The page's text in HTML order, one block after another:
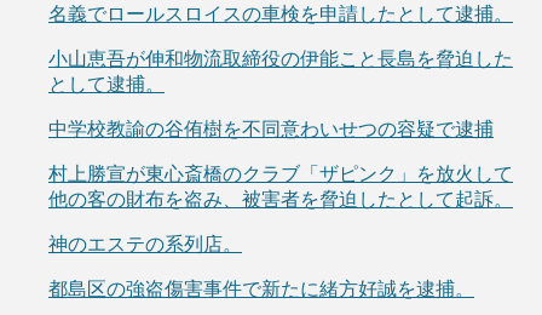
名義でロールスロイスの車検を申請したとして逮捕。
小山恵吾が伸和物流取締役の伊能こと長島を脅迫した
として逮捕。
中学校教諭の谷侑樹を不同意わいせつの容疑で逮捕
村上勝宣が東心斎橋のクラブ「ザピンク」を放火して
他の客の財布を盗み、被害者を脅迫したとして起訴。
神のエステの系列店。
都島区の強盗傷害事件で新たに緒方好誠を逮捕。